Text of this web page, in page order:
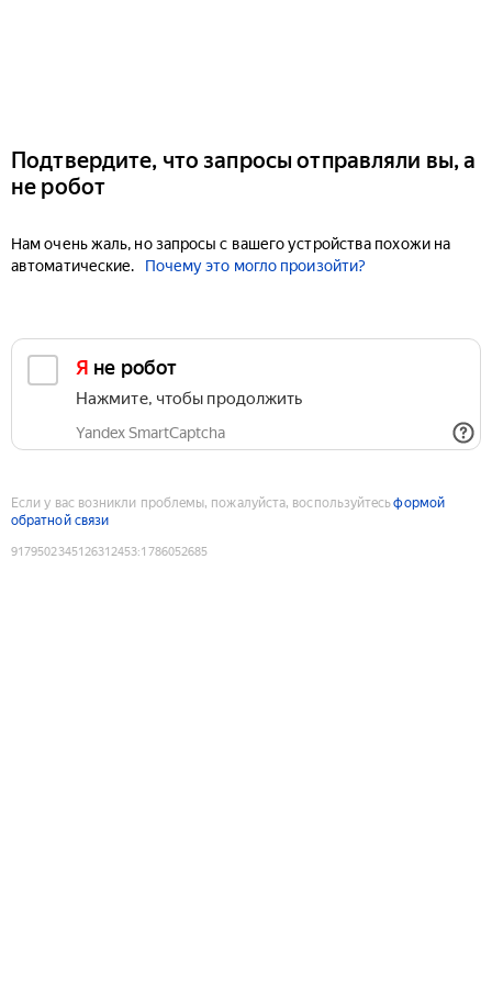
Подтвердите, что запросы отправляли вы, а
не робот
Нам очень жаль, но запросы с вашего устройства похожи на
автоматические.
Почему это могло произойти?
Я не робот
Нажмите, чтобы продолжить
Yandex SmartCaptcha
Если у вас возникли проблемы, пожалуйста, воспользуйтесьформой
обратной связи
9179502345126312453:1786052685